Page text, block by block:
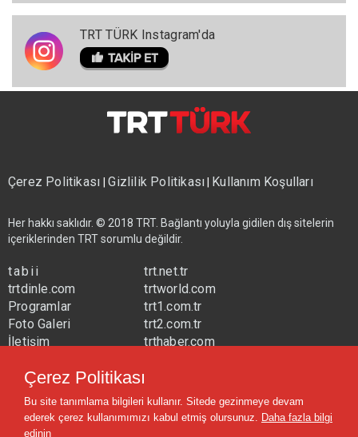
TRT TÜRK Instagram'da
Çerez Politikası|Gizlilik Politikası| Kullanım Koşulları
Her hakkı saklıdır. © 2018 TRT. Bağlantı yoluyla gidilen dış sitelerin
içeriklerinden TRT sorumlu değildir.
tabii
trtdinle.com
Programlar
Foto Galeri
İletişim
trt.net.tr
trtworld.com
trt1.com.tr
trt2.com.tr
trthaber.com
trtavaz.com.tr
trtmuzik.net.tr
trtcocuk.net.tr
Çerez Politikası
Bu site tanımlama bilgileri kullanır. Sitede gezinmeye devam
ederek çerez kullanımımızı kabul etmiş olursunuz. Daha fazla bilgi
edinin